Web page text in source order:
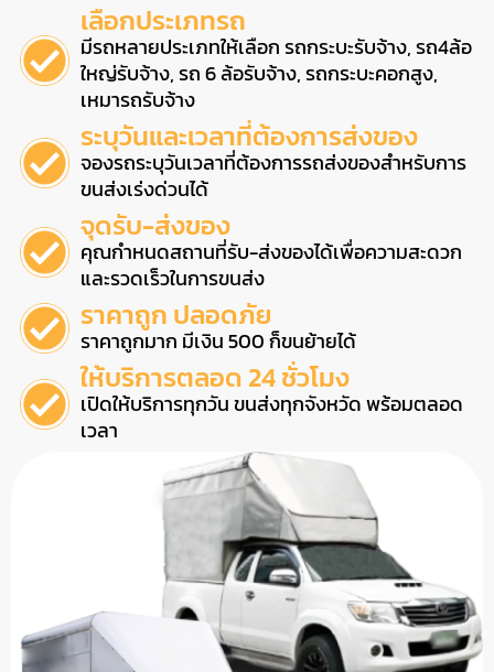
เลือกประเภทรถ
มีรถหลายประเภทให้เลือก รถกระบะรับจ้าง, รถ4ล้อ
ใหญ่รับจ้าง, รถ 6 ล้อรับจ้าง, รถกระบะคอกสูง,
เหมารถรับจ้าง
ระบุวันและเวลาที่ต้องการส่งของ
จองรถระบุวันเวลาที่ต้องการรถส่งของสำหรับการ
ขนส่งเร่งด่วนได้
จุดรับ-ส่งของ
คุณกำหนดสถานที่รับ-ส่งของได้เพื่อความสะดวก
และรวดเร็วในการขนส่ง
ราคาถูก ปลอดภัย
ราคาถูกมาก มีเงิน 500 ก็ขนย้ายได้
ให้บริการตลอด 24 ชั่วโมง
เปิดให้บริการทุกวัน ขนส่งทุกจังหวัด พร้อมตลอด
เวลา